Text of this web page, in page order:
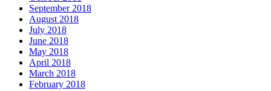
September 2018
August 2018
July 2018
June 2018
May 2018
April 2018
March 2018
February 2018